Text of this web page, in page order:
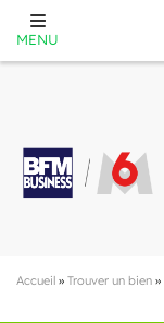
MENU
Accueil » Trouver un bien »